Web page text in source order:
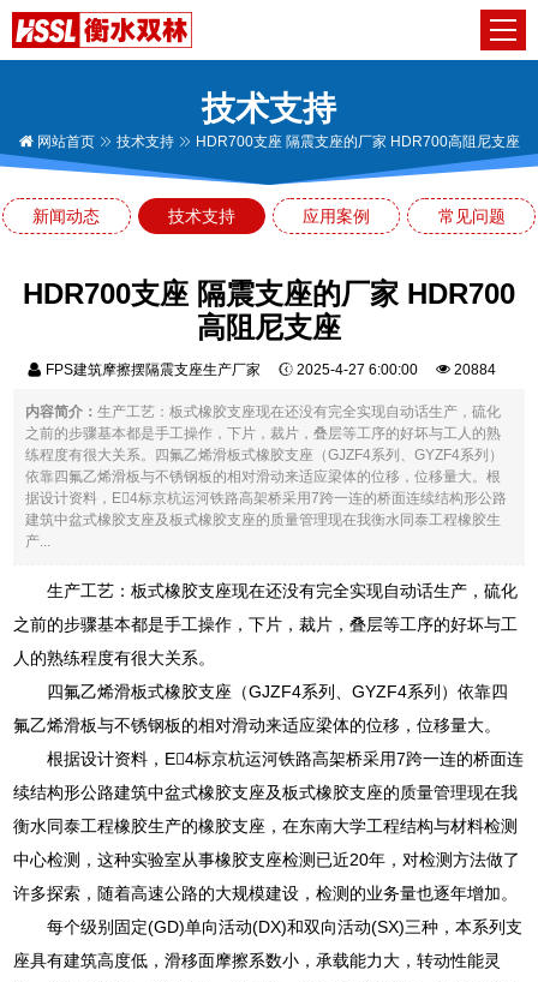
技术支持
网站首页 技术支持 HDR700支座 隔震支座的厂家 HDR700高阻尼支座
新闻动态 技术支持 应用案例 常见问题
HDR700支座 隔震支座的厂家 HDR700
高阻尼支座
FPS建筑摩擦摆隔震支座生产厂家 2025-4-27 6:00:00 20884
内容简介：生产工艺：板式橡胶支座现在还没有完全实现自动话生产，硫化
之前的步骤基本都是手工操作，下片，裁片，叠层等工序的好坏与工人的熟
练程度有很大关系。四氟乙烯滑板式橡胶支座（GJZF4系列、GYZF4系列）
依靠四氟乙烯滑板与不锈钢板的相对滑动来适应梁体的位移，位移量大。根
据设计资料，E4标京杭运河铁路高架桥采用7跨一连的桥面连续结构形公路
建筑中盆式橡胶支座及板式橡胶支座的质量管理现在我衡水同泰工程橡胶生
产...
生产工艺：板式橡胶支座现在还没有完全实现自动话生产，硫化
之前的步骤基本都是手工操作，下片，裁片，叠层等工序的好坏与工
人的熟练程度有很大关系。
四氟乙烯滑板式橡胶支座（GJZF4系列、GYZF4系列）依靠四
氟乙烯滑板与不锈钢板的相对滑动来适应梁体的位移，位移量大。
根据设计资料，E4标京杭运河铁路高架桥采用7跨一连的桥面连
续结构形公路建筑中盆式橡胶支座及板式橡胶支座的质量管理现在我
衡水同泰工程橡胶生产的橡胶支座，在东南大学工程结构与材料检测
中心检测，这种实验室从事橡胶支座检测已近20年，对检测方法做了
许多探索，随着高速公路的大规模建设，检测的业务量也逐年增加。
每个级别固定(GD)单向活动(DX)和双向活动(SX)三种，本系列支
座具有建筑高度低，滑移面摩擦系数小，承载能力大，转动性能灵